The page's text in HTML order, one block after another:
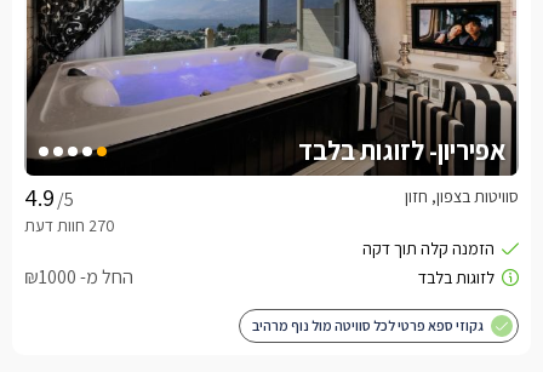
אפיריון- לזוגות בלבד
/5 סוויטות בצפון, חזון
החל מ- ₪1000
גקוזי ספא פרטי לכל סוויטה מול נוף מרהיב